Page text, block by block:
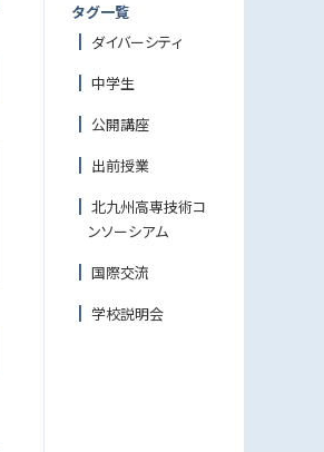
タグ一覧
ダイバーシティ
中学生
公開講座
出前授業
北九州高専技術コ
ンソーシアム
国際交流
学校説明会